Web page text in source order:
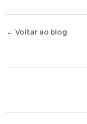
← Voltar ao blog